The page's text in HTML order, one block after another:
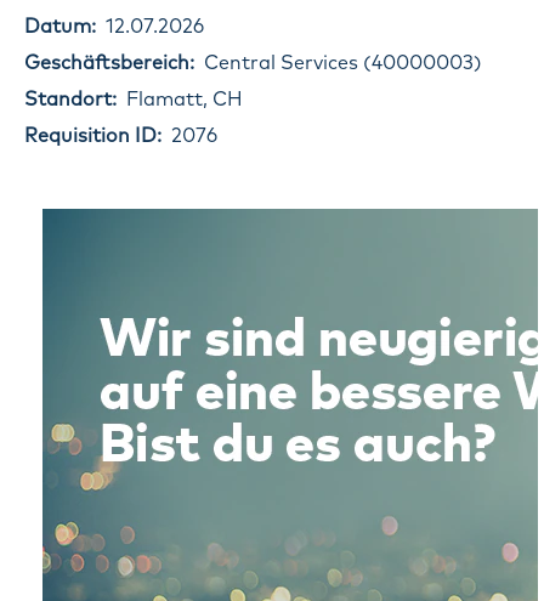
Datum: 12.07.2026
Geschäftsbereich: Central Services (40000003)
Standort: Flamatt, CH
Requisition ID: 2076